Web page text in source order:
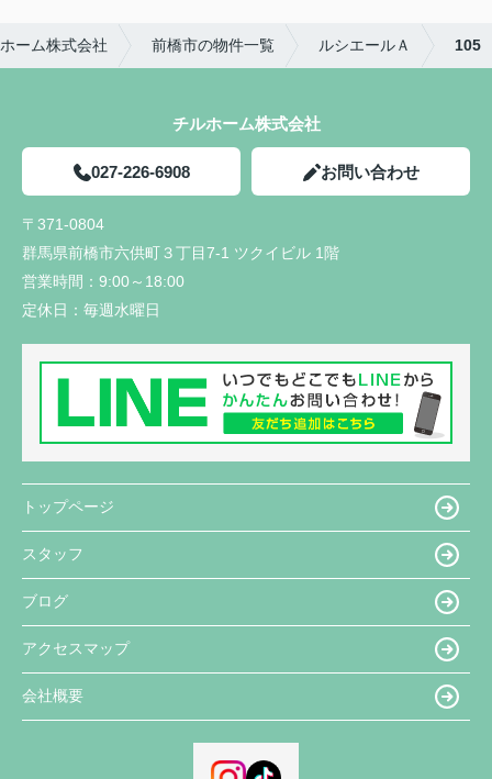
ーム株式会社 前橋市の物件一覧 ルシエールＡ 105
チルホーム株式会社
027-226-6908 お問い合わせ
〒371-0804
群馬県前橋市六供町３丁目7-1 ツクイビル 1階
営業時間： 9:00～18:00
定休日： 毎週水曜日
トップページ
スタッフ
ブログ
アクセスマップ
会社概要